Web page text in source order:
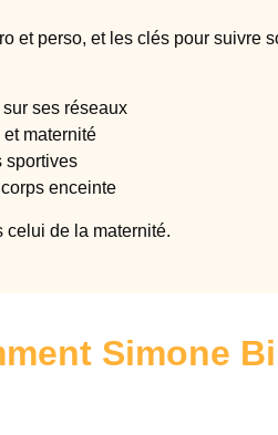
et perso, et les clés pour suivre
ses réseaux
maternité
sportives
enceinte
celui de la maternité.
Simone